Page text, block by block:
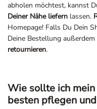
abholen möchtest, kannst
Deiner Nähe liefern lassen.
Homepage! Falls Du Dein
Deine Bestellung außerdem
retournieren.
Wie sollte ich
besten pflegen